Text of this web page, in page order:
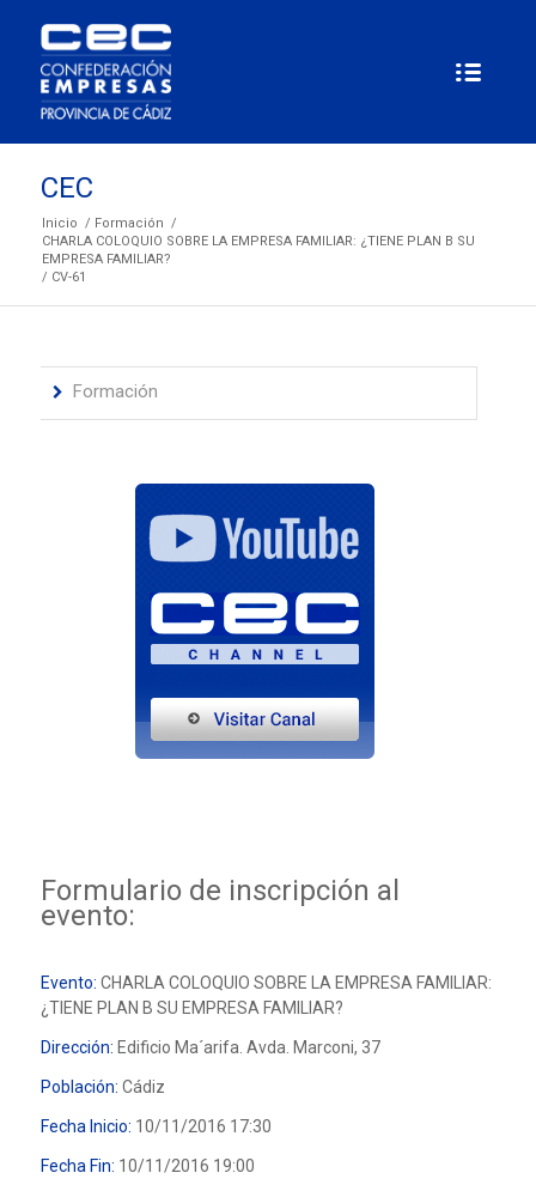
CEC
Inicio / Formación /
CHARLA COLOQUIO SOBRE LA EMPRESA FAMILIAR: ¿TIENE PLAN B SU
EMPRESA FAMILIAR?
/ CV-61
Formación
Formulario de inscripción al
evento:
Evento: CHARLA COLOQUIO SOBRE LA EMPRESA FAMILIAR:
¿TIENE PLAN B SU EMPRESA FAMILIAR?
Dirección: Edificio Ma´arifa. Avda. Marconi, 37
Población: Cádiz
Fecha Inicio: 10/11/2016 17:30
Fecha Fin: 10/11/2016 19:00